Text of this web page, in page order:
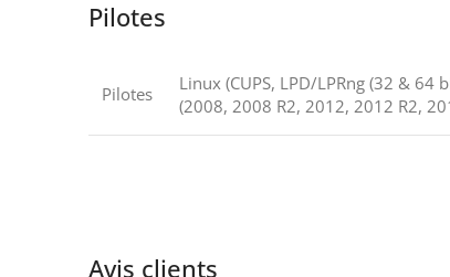
Pilotes
Pilotes
Linux (CUPS, LPD/LPRng (32 &
(2008, 2008 R2, 2012, 2012 R2,
Avis clients